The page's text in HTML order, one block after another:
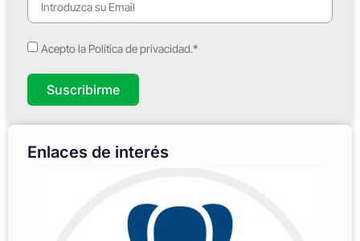
Acepto la Política de privacidad.*
Suscribirme
Enlaces de interés